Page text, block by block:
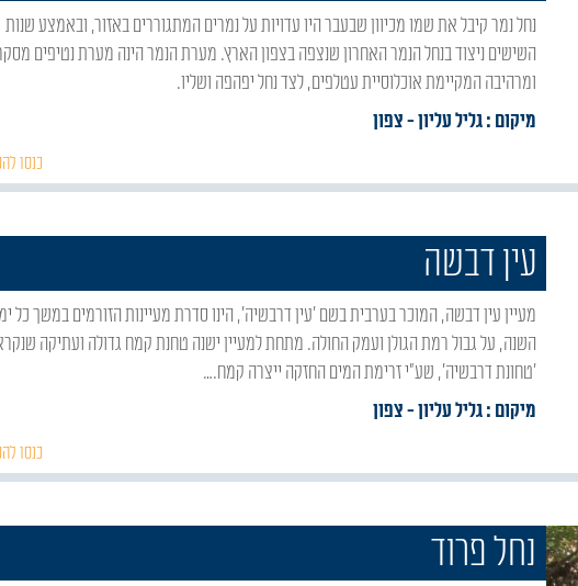
נחל נמר קיבל את שמו מכיוון שבעבר היו עדויות על נמרים המתגוררים באזור, ובאמצע שנות
השישים ניצוד בנחל הנמר האחרון שנצפה בצפון הארץ. מערת הנמר הינה מערת נטיפים
ומרהיבה המקיימת אוכלוסיית עטלפים, לצד נחל יפהפה ושליו.
מיקום : גליל עליון- צפון
כנסו
עין דבשה
מעיין עין דבשה, המוכר בערבית בשם 'עין דרבשיה', הינו סדרת מעיינות הזורמים במשך כל ימות
השנה, על גבול רמת הגולן ועמק החולה. מתחת למעיין ישנה טחנת קמח גדולה ועתיקה
'טחונת דרבשיה', שע"י זרימת המים החזקה ייצרה קמח.…
מיקום : גליל עליון- צפון
כנסו
נחל פרוד